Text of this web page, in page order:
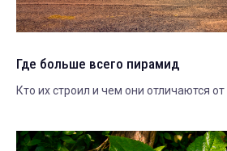
Где больше всего пирамид
Кто их строил и чем они отличаются от